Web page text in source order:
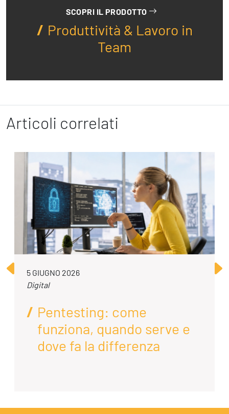
SCOPRI IL PRODOTTO
Produttività & Lavoro in
Team
Articoli correlati
5 GIUGNO 2026
Digital
Pentesting: come
funziona, quando serve e
dove fa la differenza